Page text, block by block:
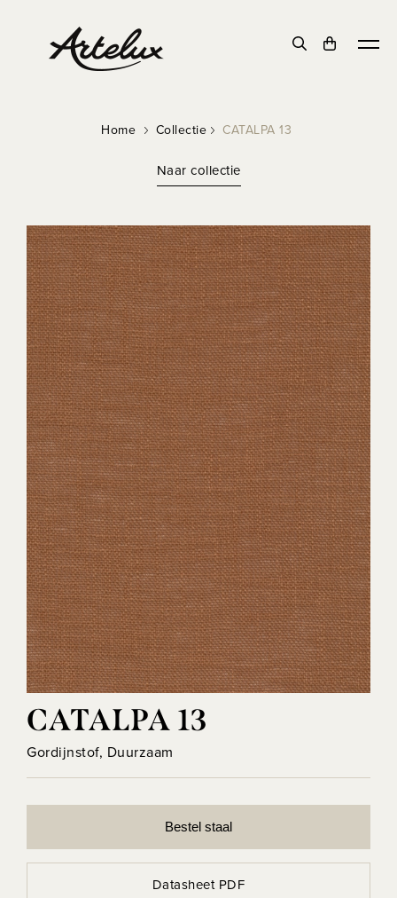
Home Collectie CATALPA 13
Naar collectie
CATALPA 13
Gordijnstof, Duurzaam
Bestel staal
Datasheet PDF